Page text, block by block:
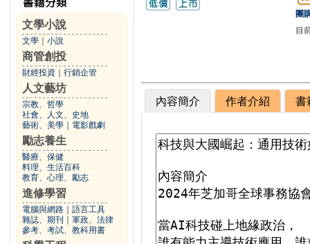
文學小說
文學 小說
商管創投
財經投資 行銷企管
人文藝坊
宗教、哲學
社會、人文、史地
藝術、美學
電影戲劇
勵志養生
醫療、保健
料理、生活百科
教育、心理、勵志
進修學習
電腦與網路
語言工具
雜誌、期刊
軍政、法律
參考、考試、教科用書
團
目
內容簡介 作者介紹 書